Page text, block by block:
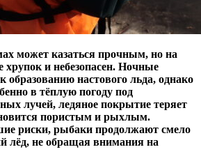
может казаться прочным, но на
хрупок и небезопасен. Ночные
образованию настового льда, однако
в тёплую погоду под
лучей, ледяное покрытие теряет
пористым и рыхлым.
риски, рыбаки продолжают смело
лёд, не обращая внимания на